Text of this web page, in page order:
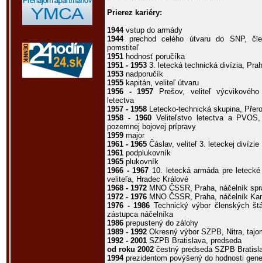
Prierez kariéry:
1944vstup do armády
1944prechod celého útvaru do SNP,
pomstiteľ
1951 hodnosť poručíka
1951 - 1953 3. letecká technická divízia,
1953 nadporučík
1955 kapitán, veliteľ útvaru
1956 - 1957 Prešov, veliteľ
letectva
1957 - 1958 Letecko-technická skupina,
1958 - 1960Veliteľstvo letectva a
pozemnej bojovej prípravy
1959 major
1961 - 1965 Čáslav, veliteľ 3. leteckej divízie
1961 podplukovník
1965 plukovník
1966 - 1967 10. letecká armáda pre
veliteľa, Hradec Králové
1968 - 1972 MNO ČSSR, Praha, náčelník
1972 - 1976 MNO ČSSR, Praha, náčelník
1976 - 1986 Technický výbor členských
zástupca náčelníka
1986 prepustený do zálohy
1989 - 1992 Okresný výbor SZPB, Nitra,
1992 - 2001 SZPB Bratislava, predseda
od roku 2002 čestný predseda SZPB
1994prezidentom povýšený do hodnosti